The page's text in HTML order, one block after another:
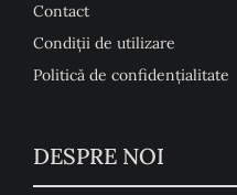
Contact
Condiţii de utilizare
Politică de confidențialitate
DESPRE NOI